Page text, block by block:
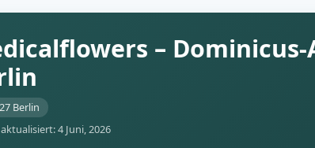
–
Berlin
4 Juni, 2026